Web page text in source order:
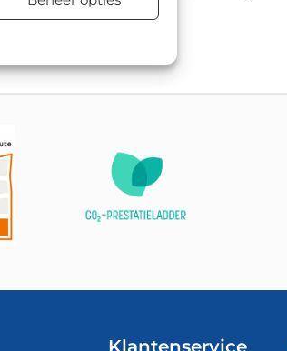
bevestigingsmaterialen.
Klantenservice